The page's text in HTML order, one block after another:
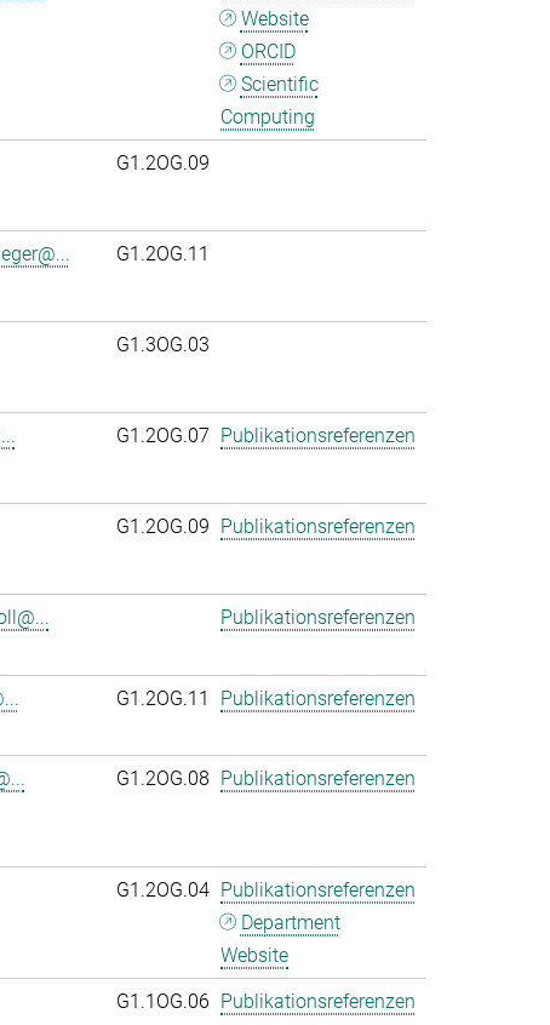
Website
ORCID
Scientific
Computing
G1.2OG.09
G1.2OG.11
G1.3OG.03
G1.2OG.07 Publikationsreferenzen
G1.2OG.09 Publikationsreferenzen
Publikationsreferenzen
G1.2OG.11 Publikationsreferenzen
G1.2OG.08 Publikationsreferenzen
G1.2OG.04 Publikationsreferenzen
Department
Website
G1.1OG.06 Publikationsreferenzen